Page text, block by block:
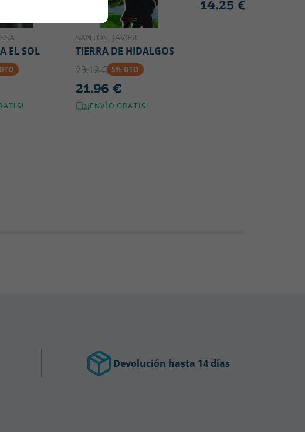
EL SOL
SANTOS, JAVIER
TIERRA DE HIDALGOS
23.12 € 5% DTO
21.96 €
¡ENVÍO GRATIS!
14.25 €
Devolución hasta 14 días